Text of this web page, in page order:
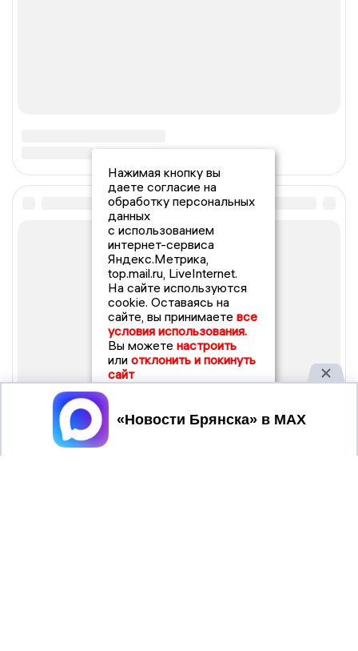
Нажимая кнопку вы
даете согласие на
обработку персональных
данных
с использованием
интернет-сервиса
Яндекс.Метрика,
top.mail.ru, LiveInternet.
На сайте используются
cookie. Оставаясь на
сайте, вы принимаете все
условия использования.
Вы можете настроить
или отклонить и покинуть
сайт
Принять